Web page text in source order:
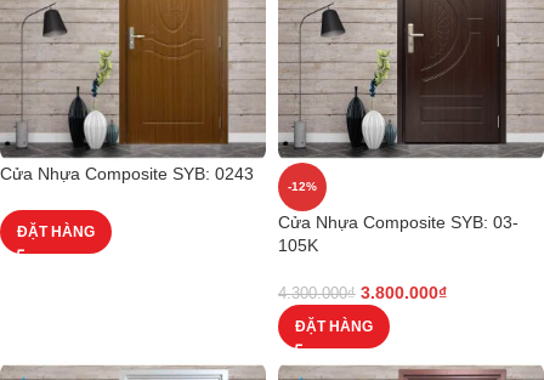
Cửa Nhựa Composite SYB: 0243
ĐẶT HÀNG
-12%
Cửa Nhựa Composite SYB: 03-
105K
4.300.000₫ 3.800.000₫
ĐẶT HÀNG